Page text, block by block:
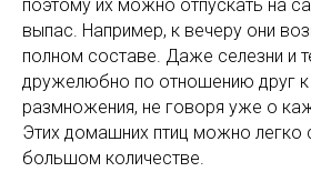
поэтому их можно отпускать на
выпас. Например, к вечеру они
полном составе. Даже селезни и
дружелюбно по отношению друг к
размножения, не говоря уже о
Этих домашних птиц можно легко
большом количестве.